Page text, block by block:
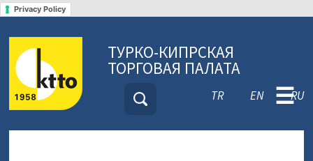
Privacy Policy
ТУРКО-КИПРСКАЯ
ТОРГОВАЯ ПАЛАТА
TR EN RU
☰